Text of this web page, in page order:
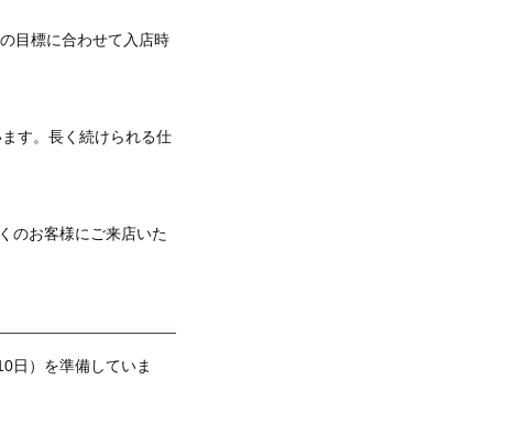
目標に合わせて入店時
す。長く続けられる仕
のお客様にご来店いた
日）を準備していま